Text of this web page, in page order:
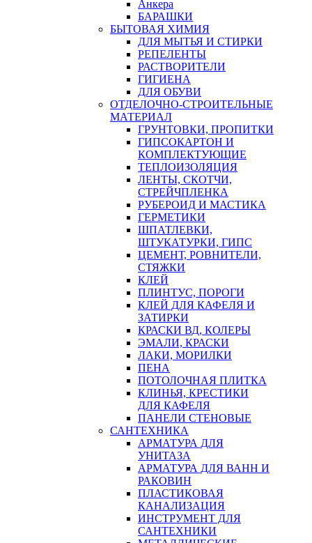
Анкера
БАРАШКИ
БЫТОВАЯ ХИМИЯ
ДЛЯ МЫТЬЯ И СТИРКИ
РЕПЕЛЕНТЫ
РАСТВОРИТЕЛИ
ГИГИЕНА
ДЛЯ ОБУВИ
ОТДЕЛОЧНО-СТРОИТЕЛЬНЫЕ
МАТЕРИАЛ
ГРУНТОВКИ, ПРОПИТКИ
ГИПСОКАРТОН И
КОМПЛЕКТУЮЩИЕ
ТЕПЛОИЗОЛЯЦИЯ
ЛЕНТЫ, СКОТЧИ,
СТРЕЙЧПЛЕНКА
РУБЕРОИД И МАСТИКА
ГЕРМЕТИКИ
ШПАТЛЕВКИ,
ШТУКАТУРКИ, ГИПС
ЦЕМЕНТ, РОВНИТЕЛИ,
СТЯЖКИ
КЛЕЙ
ПЛИНТУС, ПОРОГИ
КЛЕЙ ДЛЯ КАФЕЛЯ И
ЗАТИРКИ
КРАСКИ ВД, КОЛЕРЫ
ЭМАЛИ, КРАСКИ
ЛАКИ, МОРИЛКИ
ПЕНА
ПОТОЛОЧНАЯ ПЛИТКА
КЛИНЬЯ, КРЕСТИКИ
ДЛЯ КАФЕЛЯ
ПАНЕЛИ СТЕНОВЫЕ
САНТЕХНИКА
АРМАТУРА ДЛЯ
УНИТАЗА
АРМАТУРА ДЛЯ ВАНН И
РАКОВИН
ПЛАСТИКОВАЯ
КАНАЛИЗАЦИЯ
ИНСТРУМЕНТ ДЛЯ
САНТЕХНИКИ